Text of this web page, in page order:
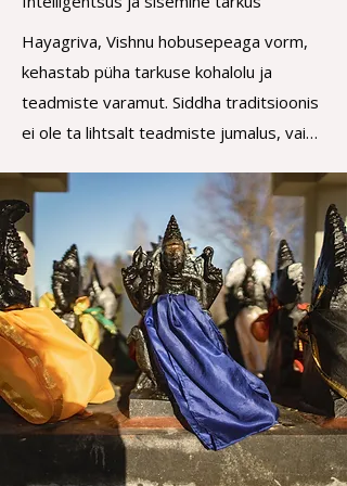
tõetruuks.
Shiva templis on Chandikeswarar
vankumatu püha ruumi valvur – hoides
puhtust mitte kontrolli, vaid kohalolu
kaudu. Ta meenutab kõigile, kes
siseneda soovivad: mitte sooritus, vaid
siirus avab tee. Iga teadlik tegu on
samm tõelise muutuse suunas.
Hayagriva, Vishnu hobusepeaga vorm,
kehastab püha tarkuse kohalolu ja
teadmiste varamut. Siddha traditsioonis
ei ole ta lihtsalt teadmiste jumalus, vaid
taipamise. Tema kohalolu ilmneb siis, kui
mentaalsus vaikib ja teadlikkus on valmis
teadmise äratundmiseks.
Ta on ärganud intelligentsuse valgus –
selgus, mis ei tule õppimisest, vaid
vahetust kogemisest.
Ta kaitseb tõelist teadmist – hoiab
otsijat eksituste, segaduse ja
valeinformatsiooni eest.